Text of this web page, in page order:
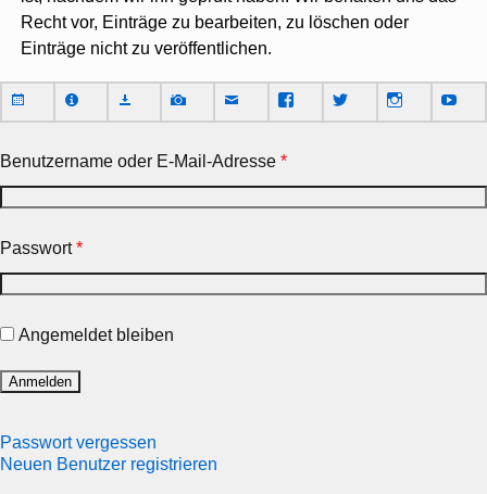
Recht vor, Einträge zu bearbeiten, zu löschen oder
Einträge nicht zu veröffentlichen.
Benutzername oder E-Mail-Adresse *
Passwort*
Angemeldet bleiben
Passwort vergessen
Neuen Benutzer registrieren